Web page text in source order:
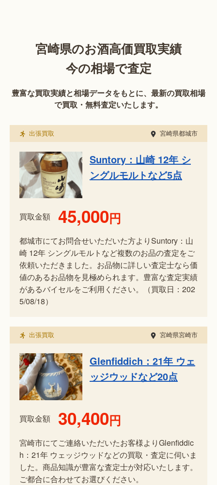
宮崎県のお酒高価買取実績
今の相場で査定
豊富な買取実績と相場データをもとに、最新の買取相場
で買取・無料査定いたします。
出張買取 宮崎県都城市
Suntory：山崎 12年 シ
ングルモルトなど5点
買取金額 45,000円
都城市にてお問合せいただいた方よりSuntory：山
崎 12年 シングルモルトなど複数のお品の査定をご
依頼いただきました。お品物に詳しい査定士なら価
値のあるお品物を見極められます。豊富な査定実績
があるバイセルをご利用ください。（買取日：202
5/08/18）
出張買取 宮崎県宮崎市
Glenfiddich：21年 ウェ
ッジウッドなど20点
買取金額 30,400円
宮崎市にてご連絡いただいたお客様よりGlenfiddic
h：21年 ウェッジウッドなどの買取・査定に伺いま
した。商品知識が豊富な査定士が対応いたします。
ご都合に合わせてお選びください。